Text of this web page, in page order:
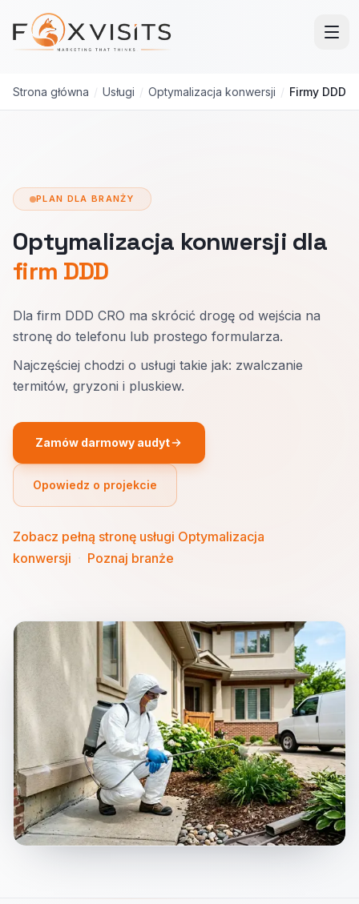
Przejdź do treści głównej
Strona główna / Usługi / Optymalizacja konwersji / Firmy DDD
PLAN DLA BRANŻY
Optymalizacja konwersji dla
firm DDD
Dla firm DDD CRO ma skrócić drogę od wejścia na
stronę do telefonu lub prostego formularza.
Najczęściej chodzi o usługi takie jak: zwalczanie
termitów, gryzoni i pluskiew.
Zamów darmowy audyt
Opowiedz o projekcie
Zobacz pełną stronę usługi Optymalizacja
konwersji
Poznaj branże